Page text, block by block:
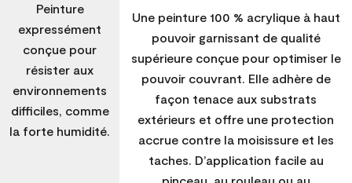
Peinture
expressément
conçue pour
résister aux
environnements
difficiles, comme
la forte humidité.
Une peinture 100 % acrylique à haut
pouvoir garnissant de qualité
supérieure conçue pour optimiser le
pouvoir couvrant. Elle adhère de
façon tenace aux substrats
extérieurs et offre une protection
accrue contre la moisissure et les
taches. D’application facile au